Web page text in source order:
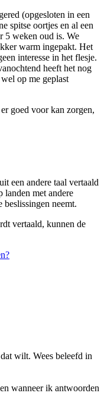
(opgesloten in een
spitse oortjes en al een
5 weken oud is. We
warm ingepakt. Het
interesse in het flesje.
heeft het nog
op me geplast
goed voor kan zorgen,
een andere taal vertaald
landen met andere
neemt.
vertaald, kunnen de
wilt. Wees beleefd in
wanneer ik antwoorden